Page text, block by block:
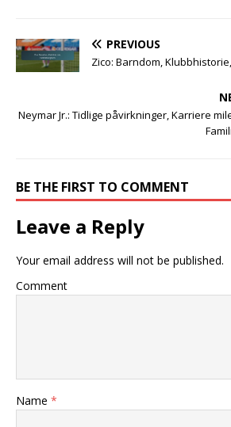
PREVIOUS
Zico: Barndom,
Neymar Jr.: Tidlige påvirkninger, Karriere
BE THE FIRST TO COMMENT
Leave a Reply
Your email address will not be published.
Comment
Name *